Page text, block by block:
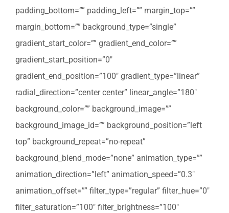
padding_bottom=”” padding_left=”” margin_top=””
margin_bottom=”” background_type=”single”
gradient_start_color=”” gradient_end_color=””
gradient_start_position=”0″
gradient_end_position=”100″ gradient_type=”linear”
radial_direction=”center center” linear_angle=”180″
background_color=”” background_image=””
background_image_id=”” background_position=”left
top” background_repeat=”no-repeat”
background_blend_mode=”none” animation_type=””
animation_direction=”left” animation_speed=”0.3″
animation_offset=”” filter_type=”regular” filter_hue=”0″
filter_saturation=”100″ filter_brightness=”100″